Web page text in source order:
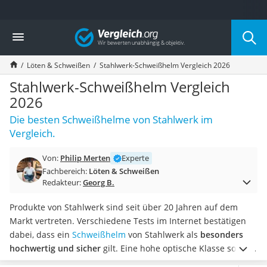
Die beliebtesten Vergleiche nach Kategorie
Baumarkt
Tresor feuerfest
Makita-Akku-Rasenmäher
Kappsäge
Smartes Türschloss
Akku-Rasentrimmer
Feuchtigkeitsmessgerät
Split-Klimaanlage 2 Innengeräte
Bohrmaschine
Tiefbrunnenpumpe
Hochdruckreiniger
Doppelschleifer
Überwachungskamera
Benzinrasenmäher mit Elektrostart
Akku-Laubsauger
Vergleich
Löten & Schweißen Stahlwerk-Schweißhelm Vergleich 2026
Stahlwerk-Schweißhelm Vergleich
2026
Die besten Schweißhelme von Stahlwerk im
Vergleich.
Von: Philip Merten
Experte
Fachbereich: Löten & Schweißen
Redakteur:Georg B.
Produkte von Stahlwerk sind seit über 20 Jahren auf dem
Markt vertreten. Verschiedene Tests im Internet bestätigen
dabei, dass ein Schweißhelm von Stahlwerk als besonders
hochwertig und sicher gilt. Eine hohe optische Klasse sowie
verschiedene Sensoren gewährleisten Ihren Schutz beim